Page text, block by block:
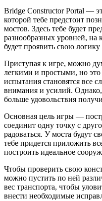
Bridge Constructor Portal —
которой тебе предстоит
мостов. Здесь тебе будет
разнообразных уровней, на
будет проявить свою логику
Приступая к игре, можно
легкими и простыми, но это
испытания становятся все
внимания и усилий.
больше удовольствия
Основная цель игры —
соединит одну точку с
радоваться. У моста будут
тебе придется приложить
построить идеальное
Чтобы проверить свою
можно пустить по ней
вес транспорта, чтобы
внести необходимые